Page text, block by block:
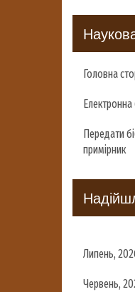
Головна
Електронна
Передати
примірник
Липень,
Червень,